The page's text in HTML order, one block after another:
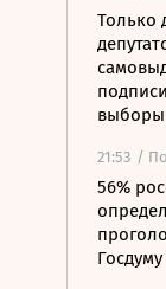
Только
выборы
21:53 /
56%
Госдуму